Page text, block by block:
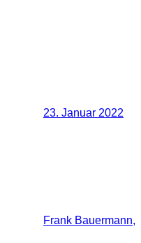
23. Januar 2022
Frank Bauermann,